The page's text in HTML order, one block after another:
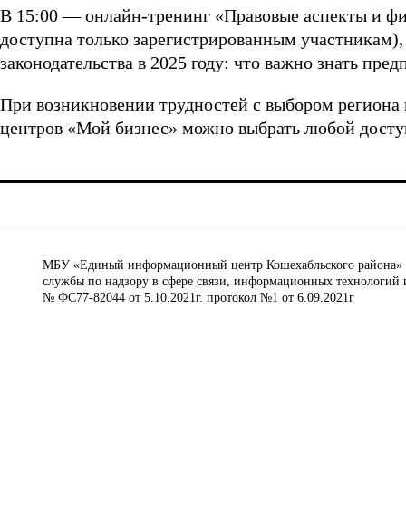
В 15:00 — онлайн-тренинг «Правовые аспекты и
доступна только зарегистрированным
законодательства в 2025 году: что важно знать
При возникновении трудностей с выбором
центров «Мой бизнес» можно выбрать любой
МБУ «Единый информационный центр Кошехабльского района»
службы по надзору в сфере связи, информационных
№ ФС77-82044 от 5.10.2021г. протокол №1 от 6.09.2021г